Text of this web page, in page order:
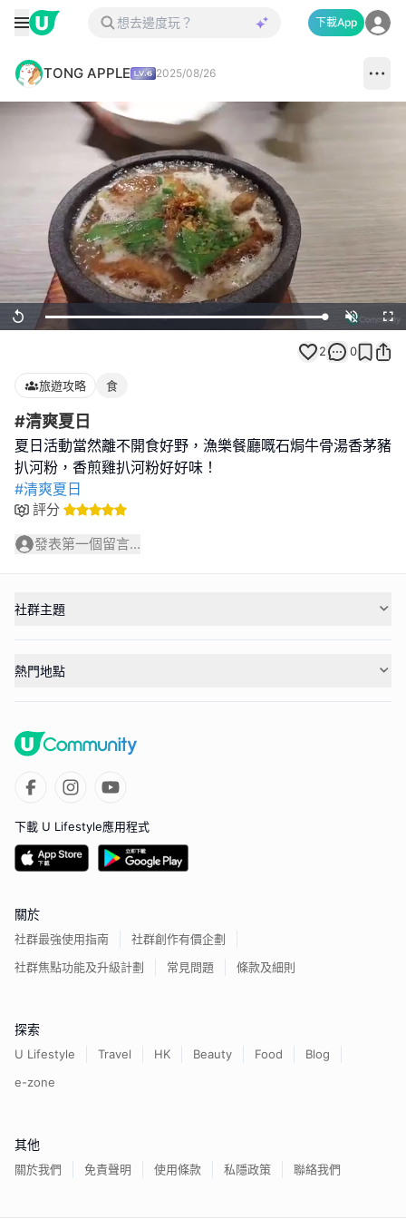
下載App
TONG APPLE 2025/08/26
Replay Loaded:
100.00%
Unmute
2 0
旅遊攻略 食
#清爽夏日
夏日活動當然離不開食好野，漁樂餐廳嘅石焗牛骨湯香茅豬
#清爽夏日
評分
發表第一個留言...
社群主題
熱門地點
下載 U Lifestyle應用程式
關於
社群最強使用指南
社群創作有價企劃
社群焦點功能及升級計劃
常見問題 條款及細則
探索
U Lifestyle Travel HK Beauty Food
Blog
e-zone
其他
關於我們 免責聲明 使用條款 私隱政策 聯絡我們